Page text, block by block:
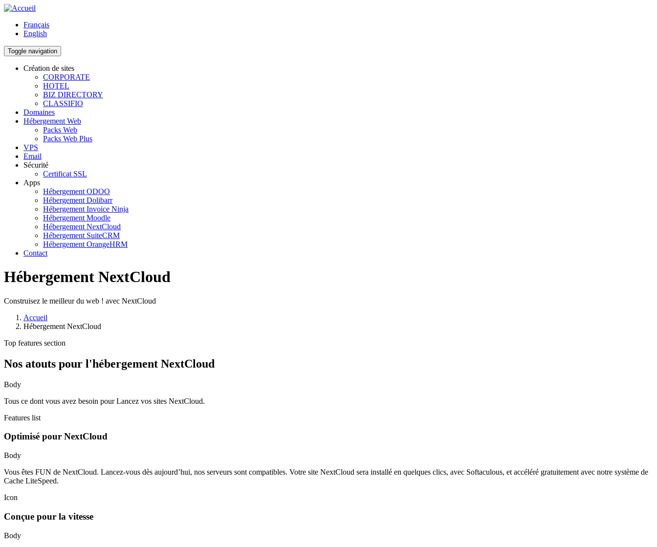
Aller
contenu
principal
Français
English
Toggle navigation
navigation
Création de sites
CORPORATE
HOTEL
BIZ DIRECTORY
CLASSIFIO
Domaines
Hébergement Web
Packs Web
Packs Web Plus
VPS
Email
Sécurité
Certificat SSL
Apps
Hébergement ODOO
Hébergement Dolibarr
Hébergement Invoice Ninja
Hébergement Moodle
Hébergement NextCloud
Hébergement SuiteCRM
Hébergement OrangeHRM
Contact
Hébergement NextCloud
Construisez le meilleur du web ! avec NextCloud
Accueil
Hébergement NextCloud
Top features section
Nos atouts pour l'hébergement NextCloud
Body
Tous ce dont vous avez besoin pour Lancez vos sites NextCloud.
Features list
Optimisé pour NextCloud
Body
Vous êtes FUN de NextCloud. Lancez-vous dès aujourd’hui, nos serveurs sont compatibles. Votre site NextCloud sera installé en quelques clics, avec Softaculous, et accéléré gratuitement avec notre système de
Cache LiteSpeed.
Icon
Conçue pour la vitesse
Body